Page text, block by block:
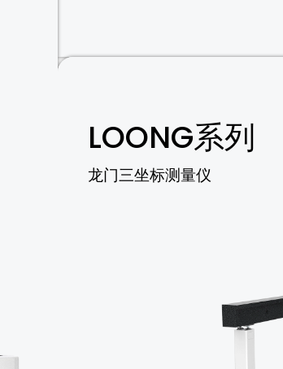
LOONG系列
龙门三坐标测量仪